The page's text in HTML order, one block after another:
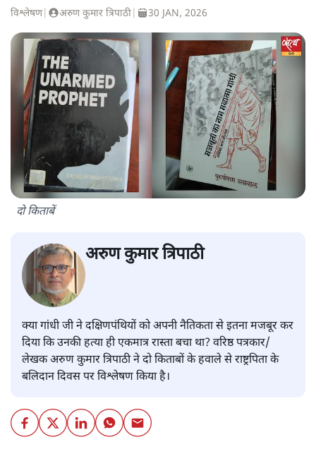
विश्लेषण| अरुण कुमार त्रिपाठी 30 JAN, 2026
दो किताबें
अरुण कुमार त्रिपाठी
क्या गांधी जी ने दक्षिणपंथियों को अपनी नैतिकता से इतना मजबूर कर
दिया कि उनकी हत्या ही एकमात्र रास्ता बचा था? वरिष्ठ पत्रकार/
लेखक अरुण कुमार त्रिपाठी ने दो किताबों के हवाले से राष्ट्रपिता के
बलिदान दिवस पर विश्लेषण किया है।